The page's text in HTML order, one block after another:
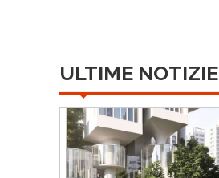
ULTIME NOTIZIE